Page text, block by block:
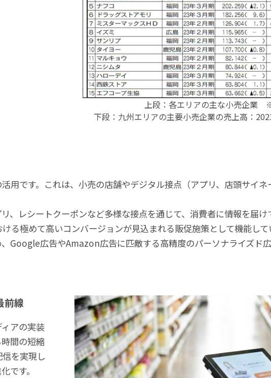
上段：各エリアの主な小売企業
下段：九州エリアの主要小売企業の売上高：
です。これは、小売の店舗やデジタル接点（アプリ、店頭サイ
、レシートクーポンなど多様な接点を通じて、消費者に情報を届
極めて高いコンバージョンが見込まれる販促施策として機能して
Google広告やAmazon広告に匹敵する高精度のパーソナライズド
前線
アの実装
間の短縮
を実現し
です。